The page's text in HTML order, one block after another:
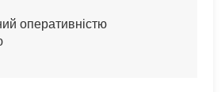
оперативністю